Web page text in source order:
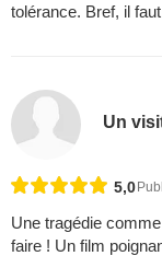
tolérance. Bref, il
Un
5,0
Une tragédie
faire ! Un film